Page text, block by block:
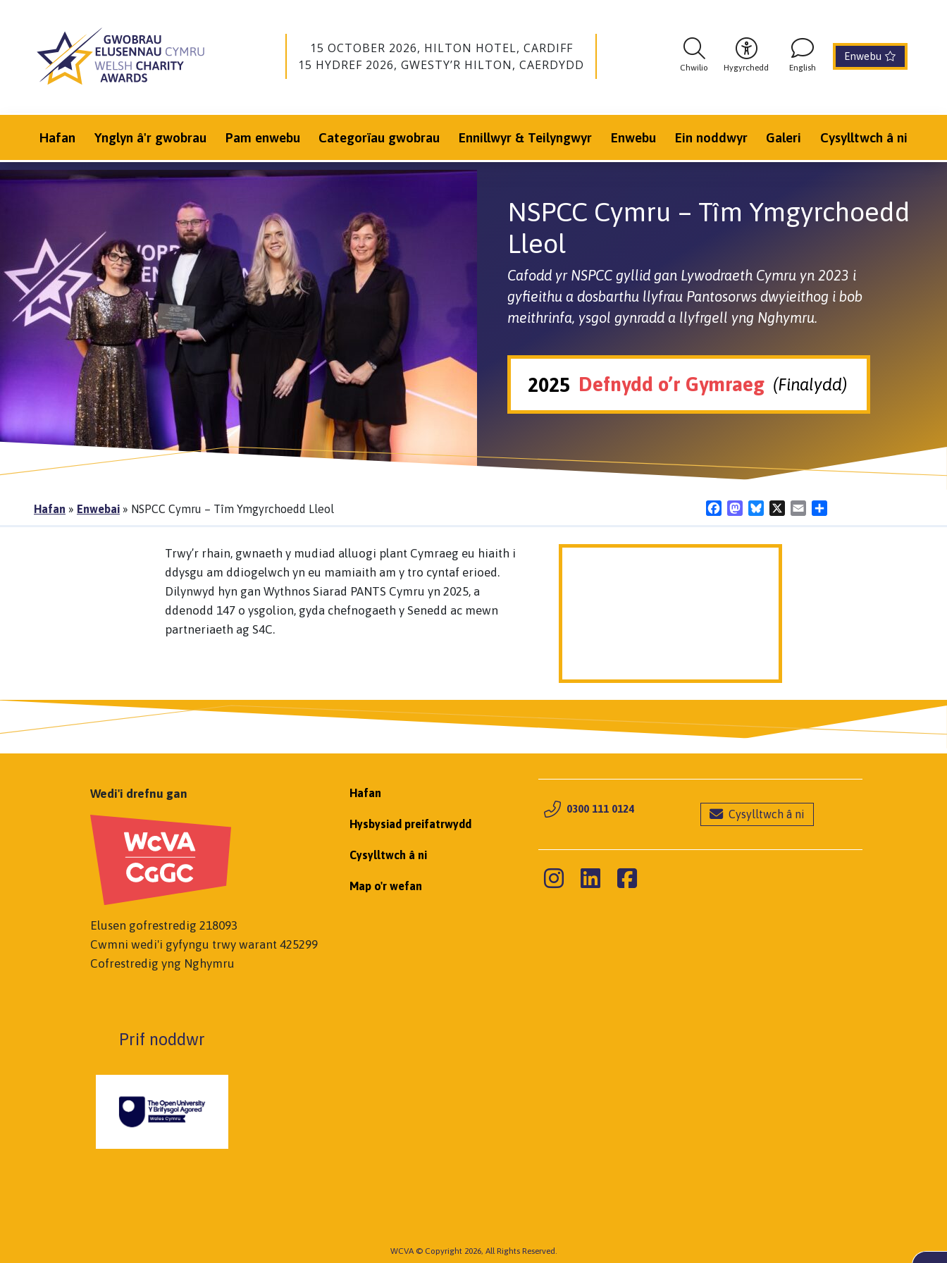
15 OCTOBER 2026, HILTON HOTEL, CARDIFF
15 HYDREF 2026, GWESTY’R HILTON, CAERDYDD
Chwilio Hygyrchedd English
Enwebu
Hafan Ynglyn â'r gwobrau Pam enwebu Categorïau gwobrau Ennillwyr & Teilyngwyr Enwebu Ein noddwyr Galeri Cysylltwch â ni
NSPCC Cymru – Tîm Ymgyrchoedd
Lleol
Cafodd yr NSPCC gyllid gan Lywodraeth Cymru yn 2023 i
gyfieithu a dosbarthu llyfrau Pantosorws dwyieithog i bob
meithrinfa, ysgol gynradd a llyfrgell yng Nghymru.
2025 Defnydd o’r Gymraeg (Finalydd)
Hafan » Enwebai » NSPCC Cymru – Tîm Ymgyrchoedd Lleol FacebookMastodon
Bluesky Email
Trwy’r rhain, gwnaeth y mudiad alluogi plant Cymraeg eu hiaith i
ddysgu am ddiogelwch yn eu mamiaith am y tro cyntaf erioed.
Dilynwyd hyn gan Wythnos Siarad PANTS Cymru yn 2025, a
ddenodd 147 o ysgolion, gyda chefnogaeth y Senedd ac mewn
partneriaeth ag S4C.
Wedi'i drefnu gan
Elusen gofrestredig 218093
Cwmni wedi'i gyfyngu trwy warant 425299
Cofrestredig yng Nghymru
Hafan
Hysbysiad preifatrwydd
Cysylltwch â ni
Map o'r wefan
0300 111 0124 Cysylltwch â ni
Prif noddwr
WCVA © Copyright 2026, All Rights Reserved.